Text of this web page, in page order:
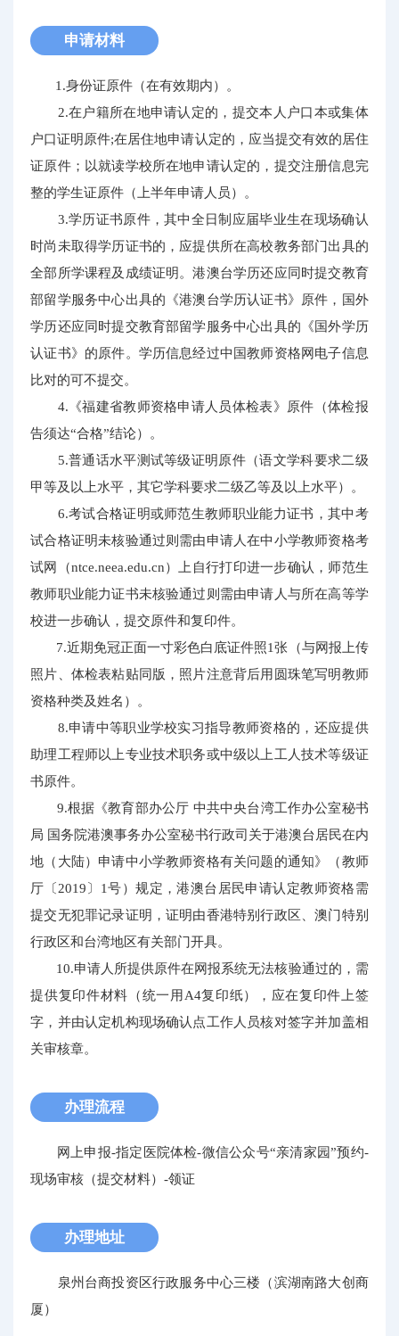
申请材料
1.身份证原件（在有效期内）。
2.在户籍所在地申请认定的，提交本人户口本或集体
户口证明原件;在居住地申请认定的，应当提交有效的居住
证原件；以就读学校所在地申请认定的，提交注册信息完
整的学生证原件（上半年申请人员）。
3.学历证书原件，其中全日制应届毕业生在现场确认
时尚未取得学历证书的，应提供所在高校教务部门出具的
全部所学课程及成绩证明。港澳台学历还应同时提交教育
部留学服务中心出具的《港澳台学历认证书》原件，国外
学历还应同时提交教育部留学服务中心出具的《国外学历
认证书》的原件。学历信息经过中国教师资格网电子信息
比对的可不提交。
4.《福建省教师资格申请人员体检表》原件（体检报
告须达“合格”结论）。
5.普通话水平测试等级证明原件（语文学科要求二级
甲等及以上水平，其它学科要求二级乙等及以上水平）。
6.考试合格证明或师范生教师职业能力证书，其中考
试合格证明未核验通过则需由申请人在中小学教师资格考
试网（ntce.neea.edu.cn）上自行打印进一步确认，师范生
教师职业能力证书未核验通过则需由申请人与所在高等学
校进一步确认，提交原件和复印件。
7.近期免冠正面一寸彩色白底证件照1张（与网报上传
照片、体检表粘贴同版，照片注意背后用圆珠笔写明教师
资格种类及姓名）。
8.申请中等职业学校实习指导教师资格的，还应提供
助理工程师以上专业技术职务或中级以上工人技术等级证
书原件。
9.根据《教育部办公厅 中共中央台湾工作办公室秘书
局 国务院港澳事务办公室秘书行政司关于港澳台居民在内
地（大陆）申请中小学教师资格有关问题的通知》（教师
厅〔2019〕1号）规定，港澳台居民申请认定教师资格需
提交无犯罪记录证明，证明由香港特别行政区、澳门特别
行政区和台湾地区有关部门开具。
10.申请人所提供原件在网报系统无法核验通过的，需
提供复印件材料（统一用A4复印纸），应在复印件上签
字，并由认定机构现场确认点工作人员核对签字并加盖相
关审核章。
办理流程
网上申报-指定医院体检-微信公众号“亲清家园”预约-
现场审核（提交材料）-领证
办理地址
泉州台商投资区行政服务中心三楼（滨湖南路大创商
厦）